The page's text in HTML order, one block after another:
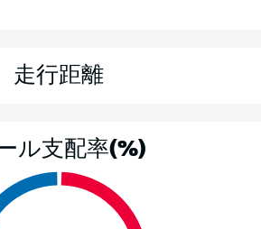
走行距離
ル支配率(%)